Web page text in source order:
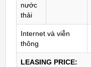
nước
thải
Internet và viễn
thông
LEASING PRICE: